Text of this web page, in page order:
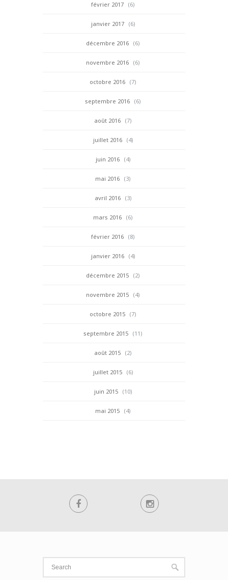
février 2017 (6)
janvier 2017 (6)
décembre 2016 (6)
novembre 2016 (6)
octobre 2016 (7)
septembre 2016 (6)
août 2016 (7)
juillet 2016 (4)
juin 2016 (4)
mai 2016 (3)
avril 2016 (3)
mars 2016 (6)
février 2016 (8)
janvier 2016 (4)
décembre 2015 (2)
novembre 2015 (4)
octobre 2015 (7)
septembre 2015 (11)
août 2015 (2)
juillet 2015 (6)
juin 2015 (10)
mai 2015 (4)